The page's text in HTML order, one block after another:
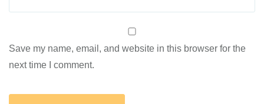
Save my name, email, and website in this browser for the
next time I comment.